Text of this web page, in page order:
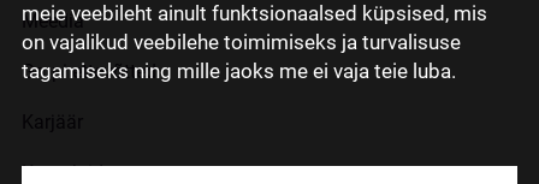
meie veebileht ainult funktsionaalsed küpsised, mis
on vajalikud veebilehe toimimiseks ja turvalisuse
tagamiseks ning mille jaoks me ei vaja teie luba.
Meedia
Grupi ettevõtted
Kontaktid